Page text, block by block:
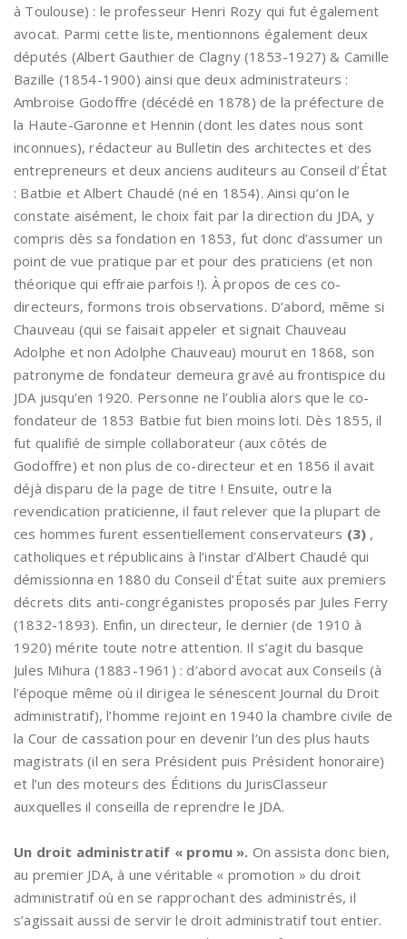
à Toulouse) : le professeur Henri Rozy qui fut également
avocat. Parmi cette liste, mentionnons également deux
députés (Albert Gauthier de Clagny (1853-1927) & Camille
Bazille (1854-1900) ainsi que deux administrateurs :
Ambroise Godoffre (décédé en 1878) de la préfecture de
la Haute-Garonne et Hennin (dont les dates nous sont
inconnues), rédacteur au Bulletin des architectes et des
entrepreneurs et deux anciens auditeurs au Conseil d’État
: Batbie et Albert Chaudé (né en 1854). Ainsi qu’on le
constate aisément, le choix fait par la direction du JDA, y
compris dès sa fondation en 1853, fut donc d’assumer un
point de vue pratique par et pour des praticiens (et non
théorique qui effraie parfois !). À propos de ces co-
directeurs, formons trois observations. D’abord, même si
Chauveau (qui se faisait appeler et signait Chauveau
Adolphe et non Adolphe Chauveau) mourut en 1868, son
patronyme de fondateur demeura gravé au frontispice du
JDA jusqu’en 1920. Personne ne l’oublia alors que le co-
fondateur de 1853 Batbie fut bien moins loti. Dès 1855, il
fut qualifié de simple collaborateur (aux côtés de
Godoffre) et non plus de co-directeur et en 1856 il avait
déjà disparu de la page de titre ! Ensuite, outre la
revendication praticienne, il faut relever que la plupart de
ces hommes furent essentiellement conservateurs (3) ,
catholiques et républicains à l’instar d’Albert Chaudé qui
démissionna en 1880 du Conseil d’État suite aux premiers
décrets dits anti-congréganistes proposés par Jules Ferry
(1832-1893). Enfin, un directeur, le dernier (de 1910 à
1920) mérite toute notre attention. Il s’agit du basque
Jules Mihura (1883-1961) : d’abord avocat aux Conseils (à
l’époque même où il dirigea le sénescent Journal du Droit
administratif), l’homme rejoint en 1940 la chambre civile de
la Cour de cassation pour en devenir l’un des plus hauts
magistrats (il en sera Président puis Président honoraire)
et l’un des moteurs des Éditions du JurisClasseur
auxquelles il conseilla de reprendre le JDA.
Un droit administratif « promu ». On assista donc bien,
au premier JDA, à une véritable « promotion » du droit
administratif où en se rapprochant des administrés, il
s’agissait aussi de servir le droit administratif tout entier.